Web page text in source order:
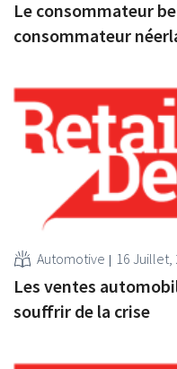
Le consommateur
consommateur
Automotive 16 Juillet,
Les ventes
souffrir de la crise